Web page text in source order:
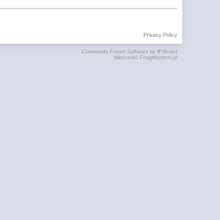
Privacy Policy
Community Forum Software by IP.Board
Właściciel: FragMastersi.pl